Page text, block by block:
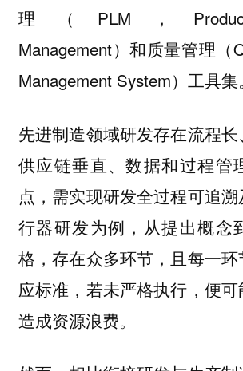
理（PLM，Product
Management）和质量管理（
Management System）工具集。
先进制造领域研发存在流程长
供应链垂直、数据和过程管
点，需实现研发全过程可追
行器研发为例，从提出概念
格，存在众多环节，且每一
应标准，若未严格执行，便可
造成资源浪费。